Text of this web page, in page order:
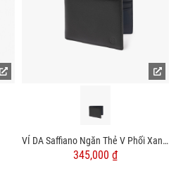
VÍ DA Saffiano Ngăn Thẻ V Phối Xanh Dáng Ngang BV063
345,000 ₫